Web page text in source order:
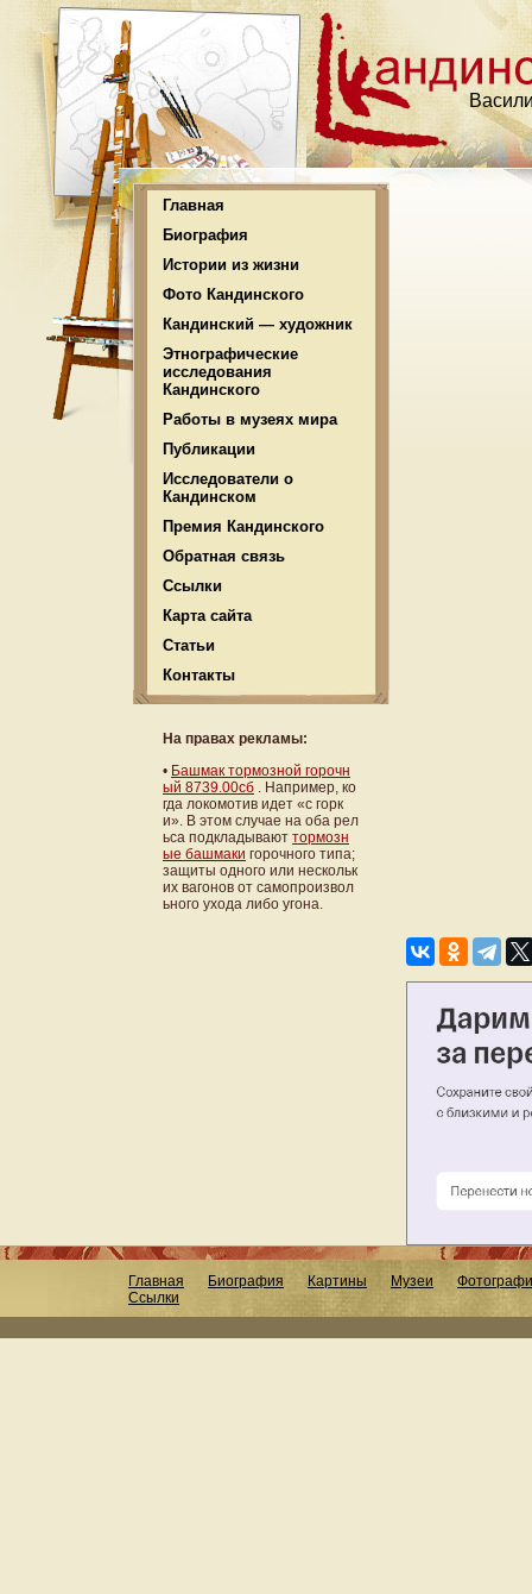
Главная
Биография
Истории из жизни
Фото Кандинского
Кандинский — художник
Этнографические
исследования
Кандинского
Работы в музеях мира
Публикации
Исследователи о
Кандинском
Премия Кандинского
Обратная связь
Ссылки
Карта сайта
Статьи
Контакты
На правах рекламы:
• Башмак тормозной горочн
ый 8739.00сб . Например, ко
гда локомотив идет «с горк
и». В этом случае на оба рел
ьса подкладывают тормозн
ые башмаки горочного типа;
защиты одного или нескольк
их вагонов от самопроизвол
ьного ухода либо угона.
Главная Биография Картины Музеи
Ссылки